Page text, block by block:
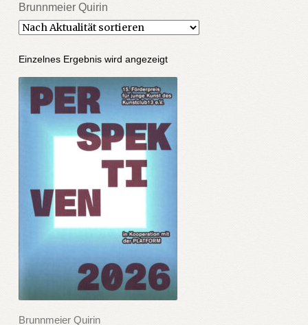
Aktuell
Brunnmeier Quirin
Einzelnes Ergebnis wird angezeigt
Brunnmeier Quirin